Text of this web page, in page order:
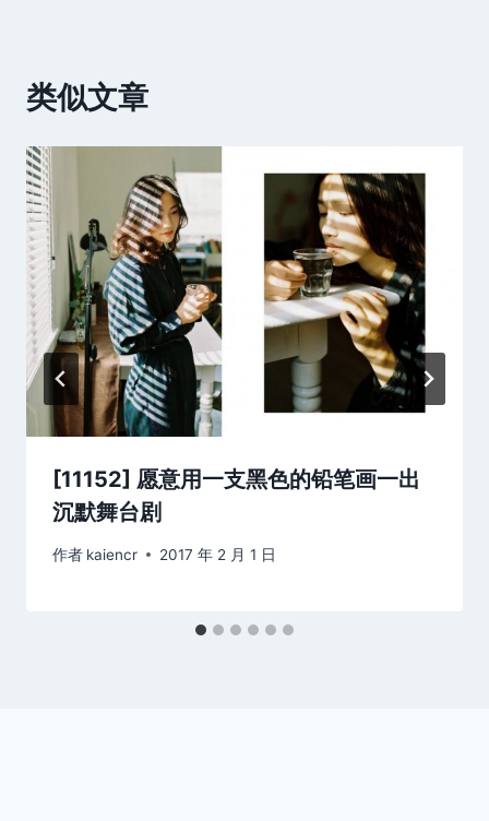
类似文章
[11152] 愿意用一支黑色的铅笔画一出
沉默舞台剧
作者 kaiencr 2017 年 2 月 1 日